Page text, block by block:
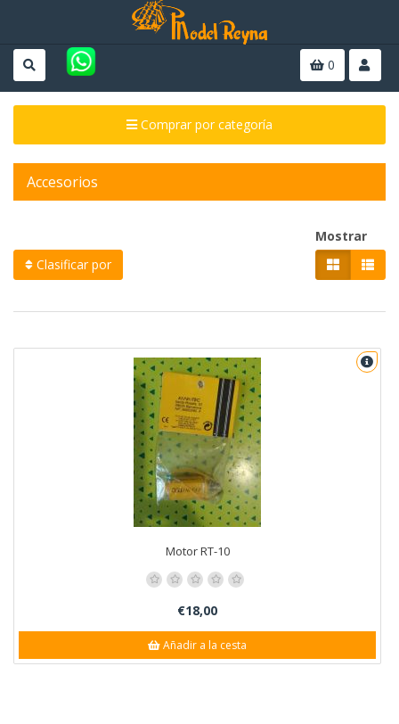
0
Comprar por categoría
Accesorios
Clasificar por
Mostrar
Motor RT-10
€18,00
Añadir a la cesta